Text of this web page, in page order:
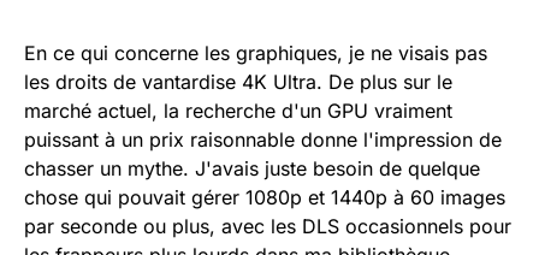
En ce qui concerne les graphiques, je ne visais pas
les droits de vantardise 4K Ultra. De plus sur le
marché actuel, la recherche d'un GPU vraiment
puissant à un prix raisonnable donne l'impression de
chasser un mythe. J'avais juste besoin de quelque
chose qui pouvait gérer 1080p et 1440p à 60 images
par seconde ou plus, avec les DLS occasionnels pour